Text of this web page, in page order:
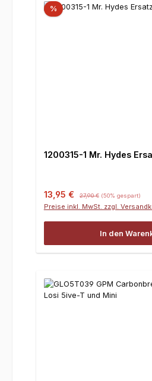
%
1200315-1 Mr. Hydes
Verkaufspreis:
13,95 € Regulärer Preis:
27,90 € (50% gespart)
Preise inkl. MwSt. zzgl.
In den